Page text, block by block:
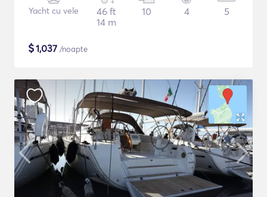
Yacht cu vele
46 ft
14 m
10 4 5
$1,037 /noapte